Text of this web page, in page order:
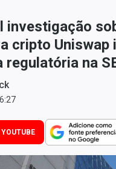
investigação
cripto Uniswap
regulatória na